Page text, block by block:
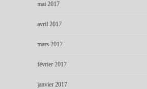
mai 2017
avril 2017
mars 2017
février 2017
janvier 2017